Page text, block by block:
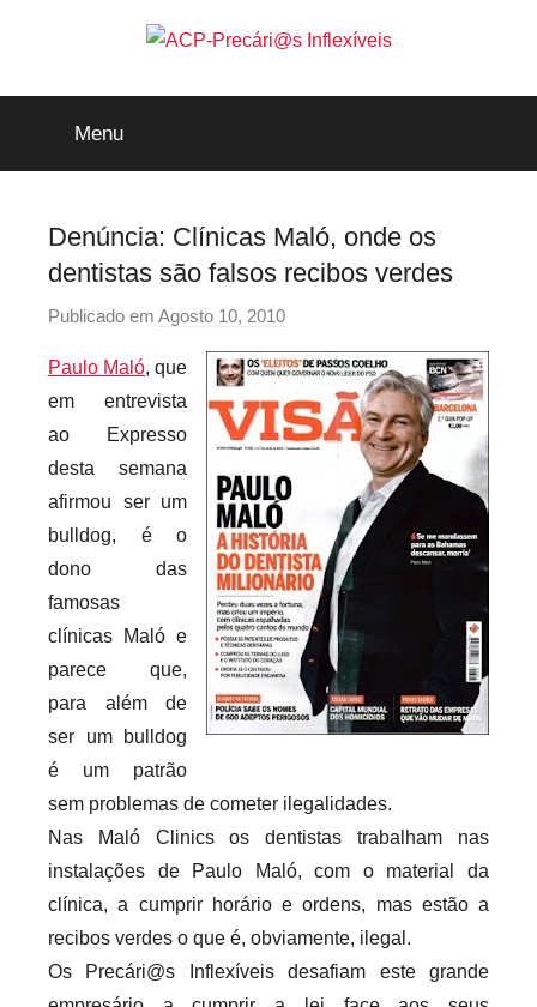
ACP-
Precári@s
Inflexíveis
Menu
Denúncia: Clínicas Maló, onde os
dentistas são falsos recibos verdes
Publicado em Agosto 10, 2010
o
r
p
r
e
c
a
r
i
o
s
n
e
x
i
v
e
i
Paulo Maló, que
em entrevista
ao Expresso
desta semana
afirmou ser um
bulldog, é o
dono das
famosas
clínicas Maló e
parece que,
para além de
ser um bulldog
é um patrão
sem problemas de cometer ilegalidades.
Nas Maló Clinics os dentistas trabalham nas
instalações de Paulo Maló, com o material da
clínica, a cumprir horário e ordens, mas estão a
recibos verdes o que é, obviamente, ilegal.
Os Precári@s Inflexíveis desafiam este grande